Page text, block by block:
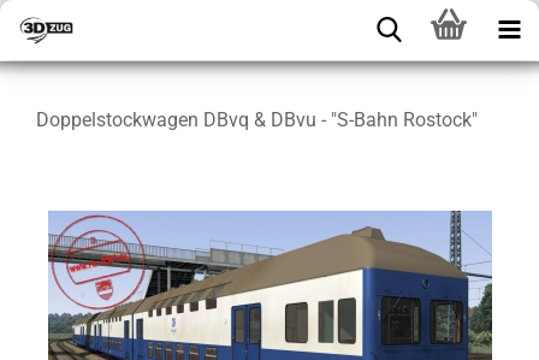
Doppelstockwagen DBvq & DBvu - "S-Bahn Rostock"